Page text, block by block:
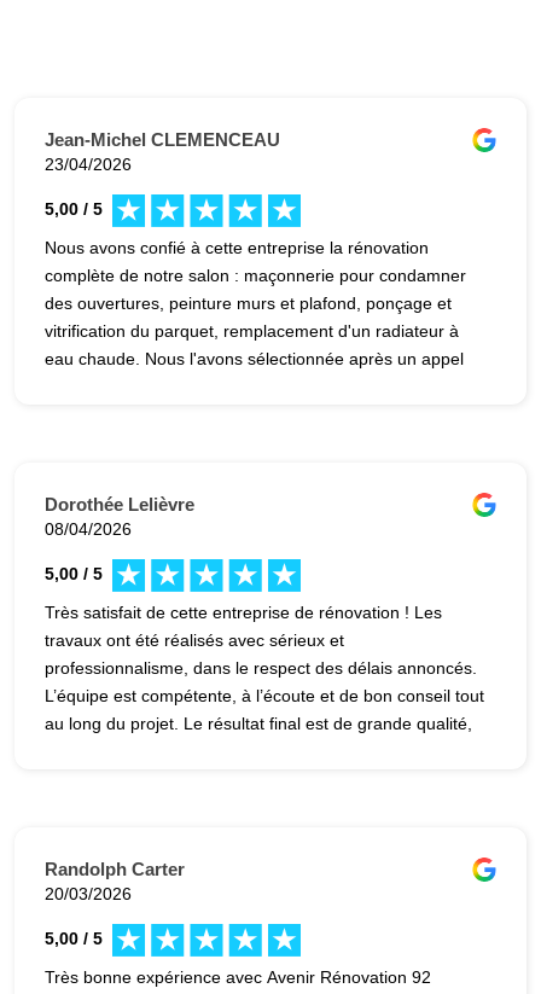
Jean-Michel CLEMENCEAU
23/04/2026
5,00 / 5
Nous avons confié à cette entreprise la rénovation
complète de notre salon : maçonnerie pour condamner
des ouvertures, peinture murs et plafond, ponçage et
vitrification du parquet, remplacement d'un radiateur à
eau chaude. Nous l'avons sélectionnée après un appel
n'avons pas eu besoin de recourir à ce service car le
chantier s'est déroulé comme prévu : date de démarrage
technique des différents intervenants, aucune réserve à
signaler lors de la réception des travaux. Bref, un
chantier bien mené comme on voudrait qu'il le soit à
chaque fois. Nous recommandons cette entreprise.
Dorothée Lelièvre
08/04/2026
5,00 / 5
Très satisfait de cette entreprise de rénovation ! Les
travaux ont été réalisés avec sérieux et
professionnalisme, dans le respect des délais annoncés.
L’équipe est compétente, à l’écoute et de bon conseil tout
au long du projet. Le résultat final est de grande qualité,
Randolph Carter
20/03/2026
5,00 / 5
Très bonne expérience avec Avenir Rénovation 92